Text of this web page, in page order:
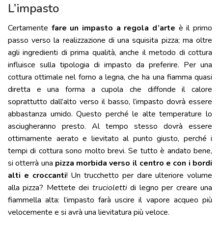
L’impasto
Certamente fare un impasto a regola d’arte è il primo
passo verso la realizzazione di una squisita pizza; ma oltre
agli ingredienti di prima qualità, anche il metodo di cottura
influisce sulla tipologia di impasto da preferire. Per una
cottura ottimale nel forno a legna, che ha una fiamma quasi
diretta e una forma a cupola che diffonde il calore
soprattutto dall’alto verso il basso, l’impasto dovrà essere
abbastanza umido. Questo perché le alte temperature lo
asciugheranno presto. Al tempo stesso dovrà essere
ottimamente aerato e lievitato al punto giusto, perché i
tempi di cottura sono molto brevi. Se tutto è andato bene,
si otterrà una pizza morbida verso il centro e con i bordi
alti e croccanti! Un trucchetto per dare ulteriore volume
alla pizza? Mettete dei truciolettidi legno per creare una
fiammella alta: l’impasto farà uscire il vapore acqueo più
velocemente e si avrà una lievitatura più veloce.